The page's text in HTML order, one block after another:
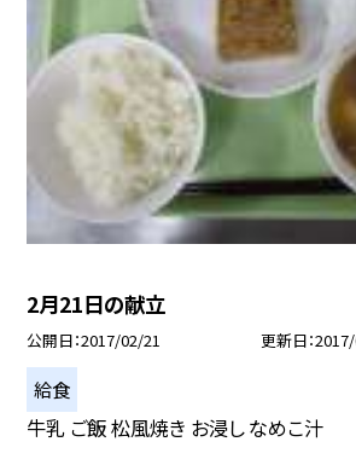
2月21日の献立
公開日 2017/02/21 更新日
給食
牛乳 ご飯 松風焼き お浸し なめこ汁